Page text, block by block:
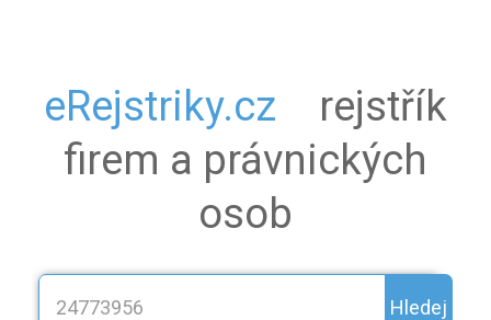
eRejstriky.cz
rejstřík
firem a právnických
osob
Hledej